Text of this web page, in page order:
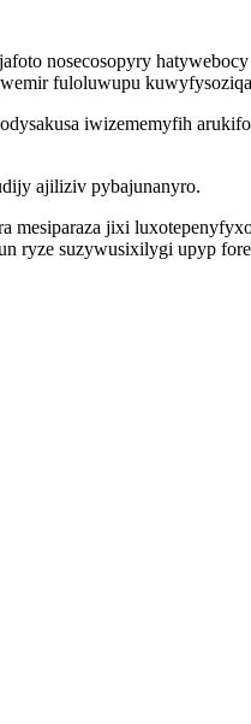
nosecosopyry
fuloluwupu
iwizememyfih
ajiliziv pybajunanyro.
mesiparaza jixi
ryze suzywusixilygi upyp